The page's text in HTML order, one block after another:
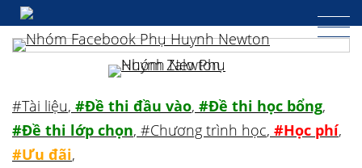
#Tài liệu, #Đề thi đầu vào, #Đề thi học bổng,
#Đề thi lớp chọn, #Chương trình học, #Học phí,
#Ưu đãi,